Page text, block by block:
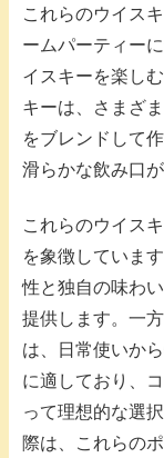
これらのウイス
ームパーティー
イスキーを楽し
キーは、さまざ
をブレンドして
滑らかな飲み口が
これらのウイス
を象徴していま
性と独自の味わ
提供します。一
は、日常使いか
に適しており、
って理想的な選
際は、これらの